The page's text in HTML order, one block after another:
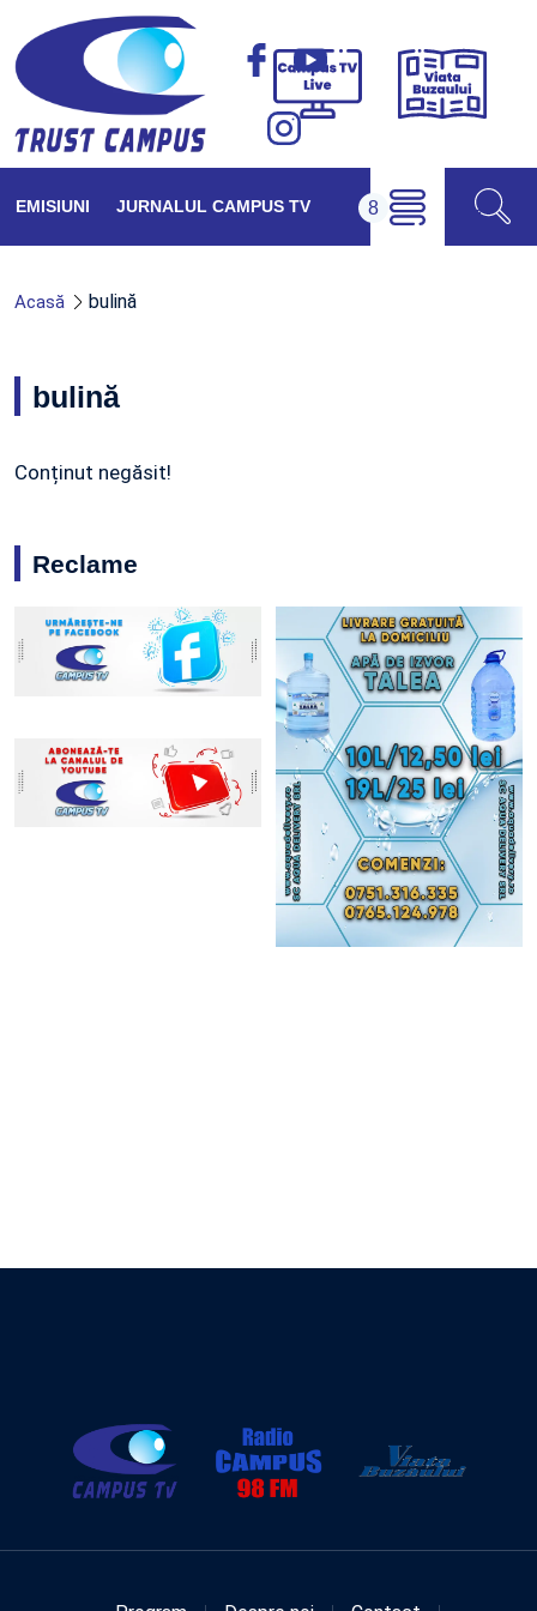
Campus
Viața
EMISIUNI JURNALUL CAMPUS TV
Acasă bulină
bulină
Conținut negăsit!
Reclame